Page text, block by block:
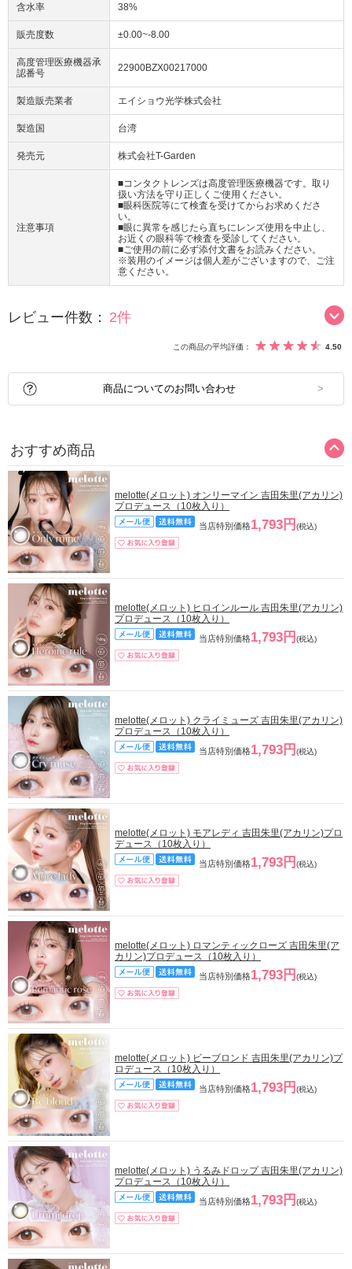
含水率 38%
販売度数 ±0.00~-8.00
高度管理医療機器承
認番号
22900BZX00217000
製造販売業者 エイショウ光学株式会社
製造国 台湾
発売元 株式会社T-Garden
注意事項
■コンタクトレンズは高度管理医療機器です。取り
扱い方法を守り正しくご使用ください。
■眼科医院等にて検査を受けてからお求めくださ
い。
■眼に異常を感じたら直ちにレンズ使用を中止し、
お近くの眼科等で検査を受診してください。
■ご使用の前に必ず添付文書をお読みください。
※装用のイメージは個人差がございますので、ご注
意ください。
レビュー件数： 2件
この商品の平均評価： 4.50
商品についてのお問い合わせ
おすすめ商品
melotte(メロット) オンリーマイン 吉田朱里(アカリン)
プロデュース（10枚入り）
当店特別価格1,793円 (税込)
melotte(メロット) ヒロインルール 吉田朱里(アカリン)
プロデュース（10枚入り）
当店特別価格1,793円 (税込)
melotte(メロット) クライミューズ 吉田朱里(アカリン)
プロデュース（10枚入り）
当店特別価格1,793円 (税込)
melotte(メロット) モアレディ 吉田朱里(アカリン)プロ
デュース（10枚入り）
当店特別価格1,793円 (税込)
melotte(メロット) ロマンティックローズ 吉田朱里(ア
カリン)プロデュース（10枚入り）
当店特別価格1,793円 (税込)
melotte(メロット) ビーブロンド 吉田朱里(アカリン)プ
ロデュース（10枚入り）
当店特別価格1,793円 (税込)
melotte(メロット) うるみドロップ 吉田朱里(アカリン)
プロデュース（10枚入り）
当店特別価格1,793円 (税込)